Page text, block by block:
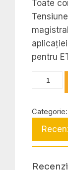
Toate
pentru
Cantitate
Switch
Actuator
12-
Categorie: